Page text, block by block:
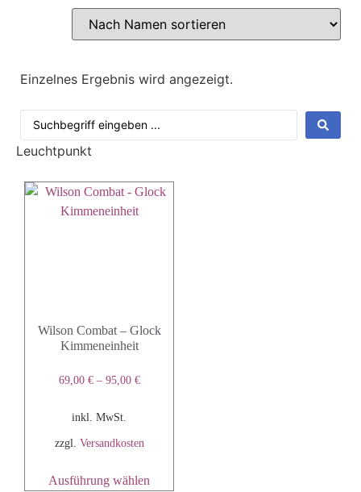
Einzelnes Ergebnis wird angezeigt.
Leuchtpunkt
Wilson Combat – Glock
Kimmeneinheit
69,00 €– 95,00 €
inkl. MwSt.
zzgl. Versandkosten
Ausführung wählen